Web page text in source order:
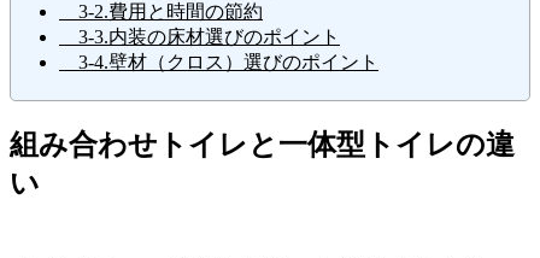
3-2.費用と時間の節約
3-3.内装の床材選びのポイント
3-4.壁材（クロス）選びのポイント
組み合わせトイレと一体型トイレの違
い